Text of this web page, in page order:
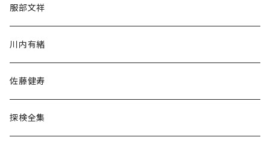
民族・風習
言語・ことば
服部文祥
川内有緒
佐藤健寿
探検全集